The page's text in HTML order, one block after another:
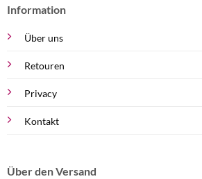
Information
Über uns
Retouren
Privacy
Kontakt
Über den Versand